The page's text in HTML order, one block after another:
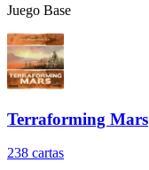
Juego Base
Terraforming Mars
238 cartas